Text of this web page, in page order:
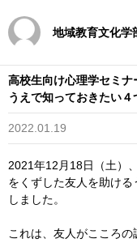
地域教育文化学
高校生向け心理学セミ
うえで知っておきたい４
2022.01.19
2021年12月18日（土）
をくずした友人を助け
しました。
これは、友人がこころ